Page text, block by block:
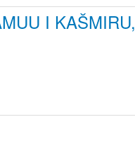
I KAŠMIRU,